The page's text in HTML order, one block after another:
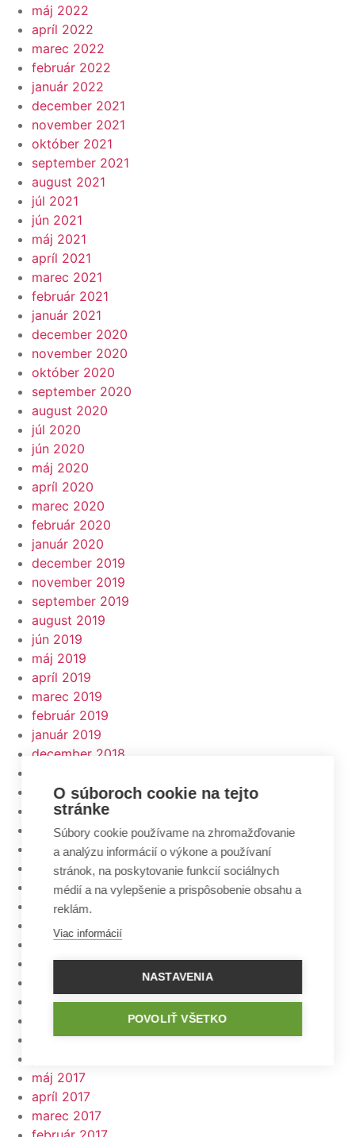
máj 2022
apríl 2022
marec 2022
február 2022
január 2022
december 2021
november 2021
október 2021
september 2021
august 2021
júl 2021
jún 2021
máj 2021
apríl 2021
marec 2021
február 2021
január 2021
december 2020
november 2020
október 2020
september 2020
august 2020
júl 2020
jún 2020
máj 2020
apríl 2020
marec 2020
február 2020
január 2020
december 2019
november 2019
september 2019
august 2019
jún 2019
máj 2019
apríl 2019
marec 2019
február 2019
január 2019
december 2018
október 2018
júl 2018
jún 2018
máj 2018
apríl 2018
marec 2018
február 2018
január 2018
december 2017
november 2017
september 2017
júl 2017
máj 2017
apríl 2017
marec 2017
O súboroch cookie na tejto
stránke
Súbory cookie používame na zhromažďovanie
a analýzu informácií o výkone a používaní
stránok, na poskytovanie funkcií sociálnych
médií a na vylepšenie a prispôsobenie obsahu a
reklám.
Viac informácií
NASTAVENIA
POVOLIŤ VŠETKO